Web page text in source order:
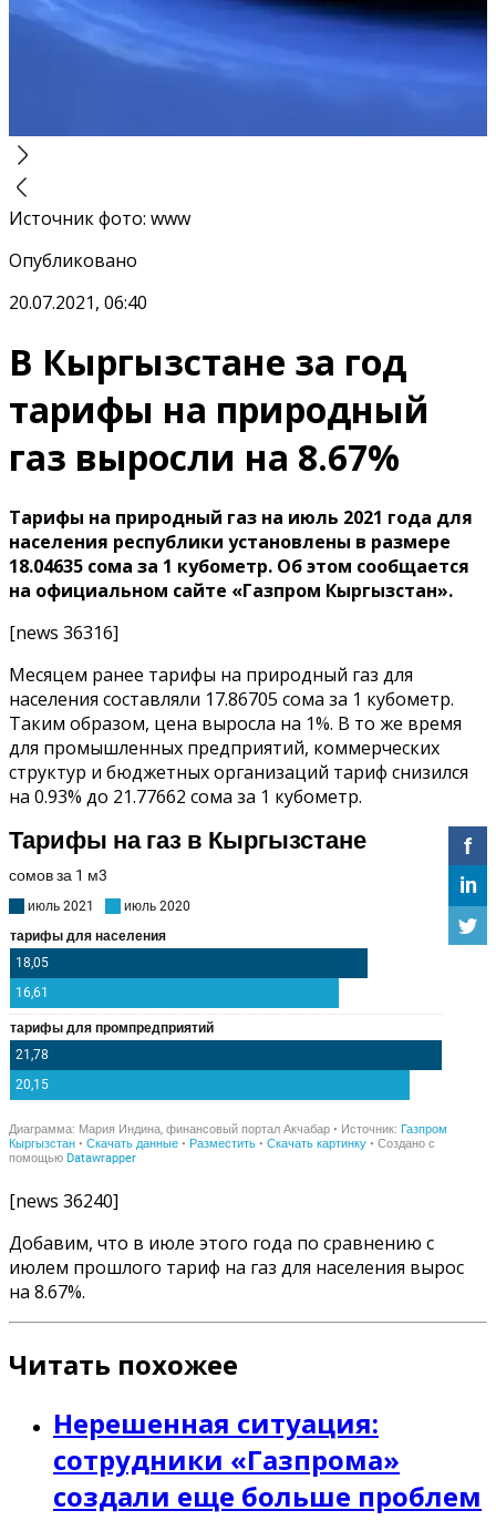
Источник фото: www
Опубликовано
20.07.2021, 06:40
В Кыргызстане за год
тарифы на природный
газ выросли на 8.67%
Тарифы на природный газ на июль 2021 года для
населения республики установлены в размере
18.04635 сома за 1 кубометр. Об этом сообщается
на официальном сайте «Газпром Кыргызстан».
[news 36316]
Месяцем ранее тарифы на природный газ для
населения составляли 17.86705 сома за 1 кубометр.
Таким образом, цена выросла на 1%. В то же время
для промышленных предприятий, коммерческих
структур и бюджетных организаций тариф снизился
на 0.93% до 21.77662 сома за 1 кубометр.
[news 36240]
Добавим, что в июле этого года по сравнению с
июлем прошлого тариф на газ для населения вырос
на 8.67%.
Читать похожее
Нерешенная ситуация:
сотрудники «Газпрома»
создали еще больше проблем